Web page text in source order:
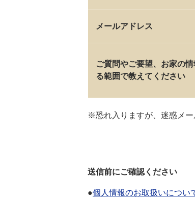
メールアドレス
ご質問やご要望、お家の
る範囲で教えてください
※恐れ入りますが、迷惑メー
送信前にご確認ください
●個人情報のお取扱いについ